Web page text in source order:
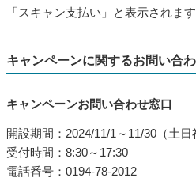
「スキャン支払い」と表示されます
キャンペーンに関するお問い合
キャンペーンお問い合わせ窓口
開設期間：2024/11/1～11/30（土日
受付時間：8:30～17:30
電話番号：0194-78-2012